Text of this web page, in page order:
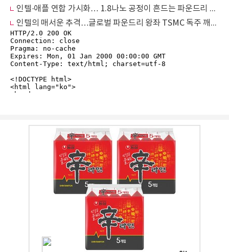
인텔·애플 연합 가시화… 1.8나노 공정이 흔드는 파운드리 판도
인텔의 매서운 추격…글로벌 파운드리 왕좌 TSMC 독주 깨질까